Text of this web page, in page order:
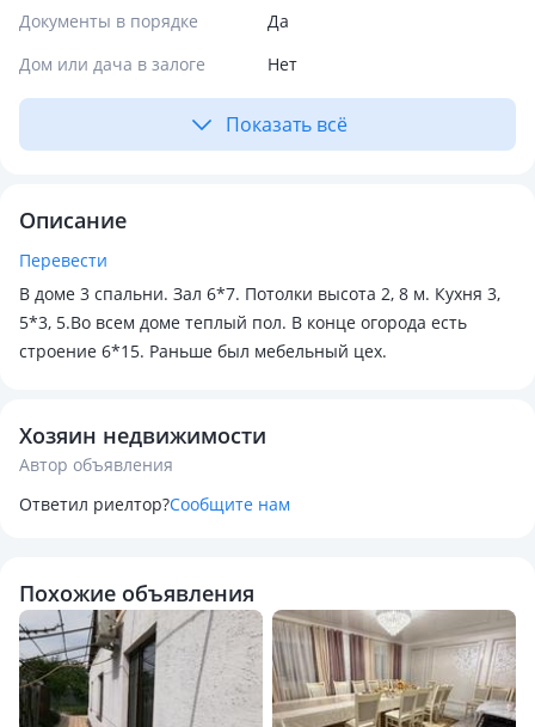
Документы в порядке
Да
Дом или дача в залоге
Нет
Показать всё
Описание
Перевести
В доме 3 спальни. Зал 6*7. Потолки высота 2, 8 м. Кухня 3,
5*3, 5.Во всем доме теплый пол. В конце огорода есть
строение 6*15. Раньше был мебельный цех.
Хозяин недвижимости
Автор объявления
Ответил риелтор?Сообщите нам
Похожие объявления